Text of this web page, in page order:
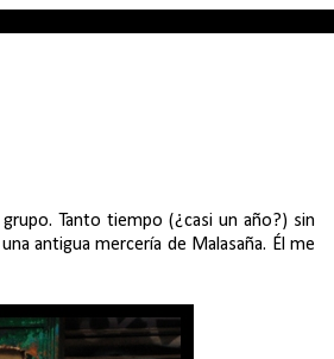
Tanto tiempo (¿casi un año?) sin
antigua mercería de Malasaña. Él me